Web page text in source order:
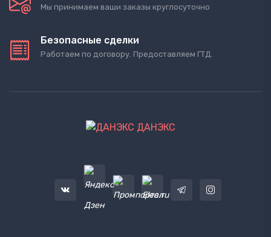
Мы принимаем ваши заказы круглосуточно
Безопасные сделки
Работаем по договору. Предоставляем ГТД.
ДАНЭКС